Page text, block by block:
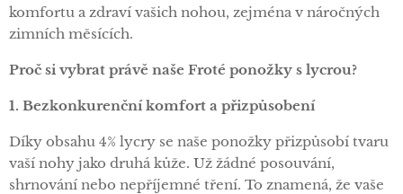
komfortu a zdraví vašich nohou, zejména v náročných
zimních měsících.
Proč si vybrat právě naše Froté ponožky s lycrou?
1. Bezkonkurenční komfort a přizpůsobení
Díky obsahu 4% lycry se naše ponožky přizpůsobí tvaru
vaší nohy jako druhá kůže. Už žádné posouvání,
shrnování nebo nepříjemné tření. To znamená, že vaše